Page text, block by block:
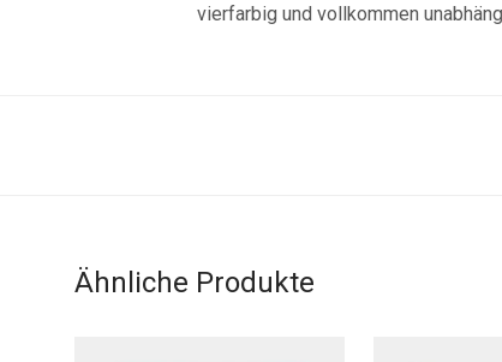
vierfarbig und vollkommen
Ähnliche Produkte